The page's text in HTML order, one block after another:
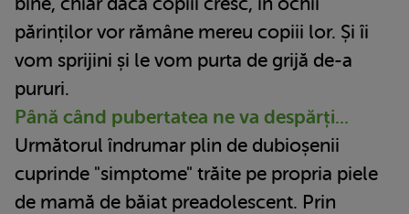
părinților vor rămâne mereu copiii lor. Și îi
vom sprijini și le vom purta de grijă de-a
pururi.
Până când pubertatea ne va despărți...
Următorul îndrumar plin de dubioșenii
cuprinde "simptome" trăite pe propria piele
de mamă de băiat preadolescent. Prin